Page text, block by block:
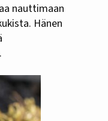
nauttimaan
Hänen